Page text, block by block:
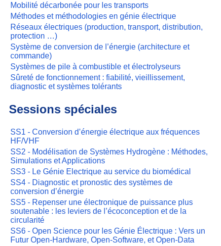
Mobilité décarbonée pour les transports
Méthodes et méthodologies en génie électrique
Réseaux électriques (production, transport, distribution,
protection …)
Système de conversion de l’énergie (architecture et
commande)
Systèmes de pile à combustible et électrolyseurs
Sûreté de fonctionnement : fiabilité, vieillissement,
diagnostic et systèmes tolérants
Sessions spéciales
SS1 - Conversion d’énergie électrique aux fréquences
HF/VHF
SS2 - Modélisation de Systèmes Hydrogène : Méthodes,
Simulations et Applications
SS3 - Le Génie Electrique au service du biomédical
SS4 - Diagnostic et pronostic des systèmes de
conversion d’énergie
SS5 - Repenser une électronique de puissance plus
soutenable : les leviers de l’écoconception et de la
circularité
SS6 - Open Science pour les Génie Électrique : Vers un
Futur Open-Hardware, Open-Software, et Open-Data